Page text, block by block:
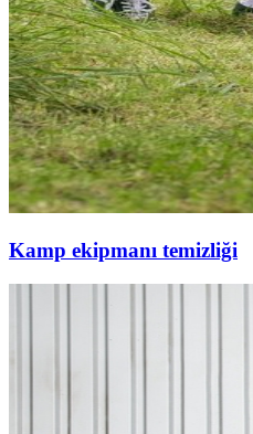
Kamp ekipmanı temizliği